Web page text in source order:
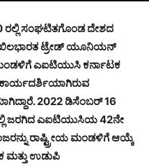
ರಲ್ಲಿ ಸಂಘಟಿತಗೊಂಡ ದೇಶದ
ಟ್ರೇಡ್ ಯೂನಿಯನ್
ಎಐಟಿಯುಸಿ ಕರ್ನಾಟಕ
ಕಾರ್ಯದರ್ಶಿಯಾಗಿರುವ
2022 ಡಿಸೆಂಬರ್ 16
ಜರಗಿದ ಎಐಟಿಯುಸಿಯ 42ನೇ
ರಾಷ್ಟ್ರೀಯ ಮಂಡಳಿಗೆ ಆಯ್ಕೆ
ಉಡುಪಿ